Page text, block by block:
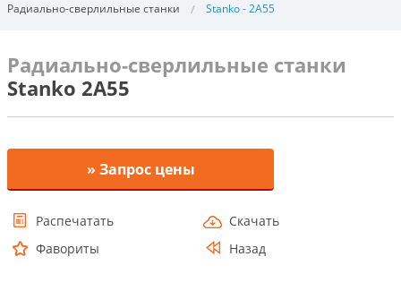
Радиально-сверлильные станки
Stanko - 2A55
Радиально-сверлильные станки
Stanko 2A55
» Запрос цены
Распечатать
Скачать
Фавориты
Назад